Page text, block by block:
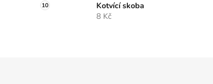
Kotvící skoba
8 Kč